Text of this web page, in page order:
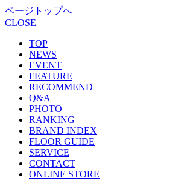
ページトップへ
CLOSE
TOP
NEWS
EVENT
FEATURE
RECOMMEND
Q&A
PHOTO
RANKING
BRAND INDEX
FLOOR GUIDE
SERVICE
CONTACT
ONLINE STORE